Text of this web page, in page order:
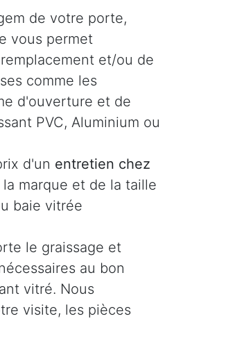
de votre porte,
vous permet
et/ou de
comme les
d'ouverture et de
PVC, Aluminium ou
d'un entretien chez
marque et de la taille
baie vitrée
le graissage et
au bon
vitré. Nous
visite, les pièces